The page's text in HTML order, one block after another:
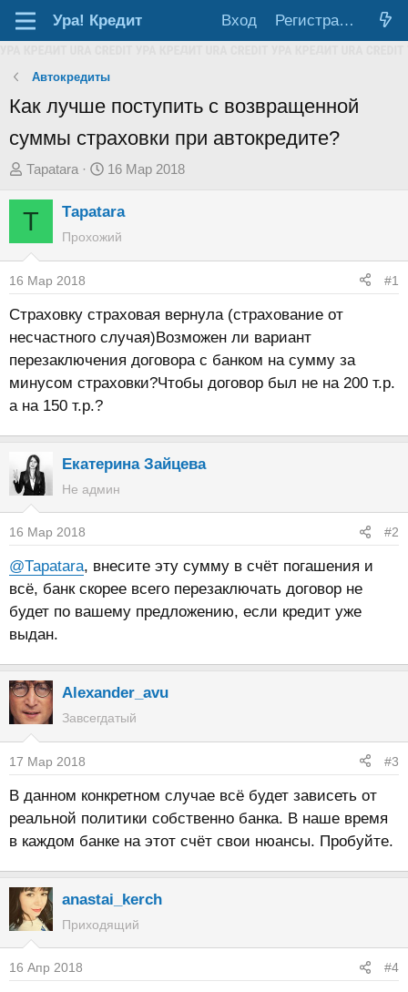
Ура! Кредит Вход Регистрация
Автокредиты
Как лучше поступить с возвращенной
суммы страховки при автокредите?
А
т
о
р
т
е
м
ы
Тараtara
Д
т
а
ч
а
л
а
16 Мар 2018
Т Тараtara
Прохожий
16 Мар 2018 #1
Страховку страховая вернула (страхование от
несчастного случая)Возможен ли вариант
перезаключения договора с банком на сумму за
минусом страховки?Чтобы договор был не на 200 т.р.
а на 150 т.р.?
Екатерина Зайцева
Не админ
16 Мар 2018 #2
@Тараtara, внесите эту сумму в счёт погашения и
всё, банк скорее всего перезаключать договор не
будет по вашему предложению, если кредит уже
выдан.
Alexander_avu
Завсегдатый
17 Мар 2018 #3
В данном конкретном случае всё будет зависеть от
реальной политики собственно банка. В наше время
в каждом банке на этот счёт свои нюансы. Пробуйте.
anastai_kerch
Приходящий
16 Апр 2018 #4